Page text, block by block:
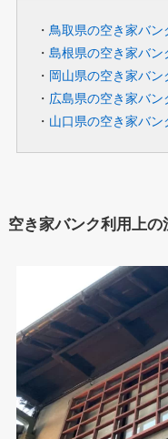
・ 鳥取県の空き家バン
・ 島根県の空き家バン
・ 岡山県の空き家バン
・ 広島県の空き家バン
・ 山口県の空き家バン
空き家バンク利用上の